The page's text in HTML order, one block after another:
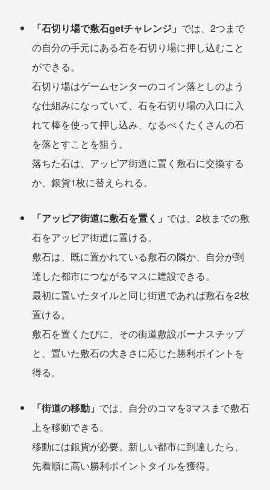
「石切り場で敷石getチャレンジ」 では、2つまで
の自分の手元にある石を石切り場に押し込むこと
ができる。
石切り場はゲームセンターのコイン落としのよう
な仕組みになっていて、石を石切り場の入口に入
れて棒を使って押し込み、なるべくたくさんの石
を落とすことを狙う。
落ちた石は、アッピア街道に置く敷石に交換する
か、銀貨1枚に替えられる。
「アッピア街道に敷石を置く」 では、2枚までの敷
石をアッピア街道に置ける。
敷石は、既に置かれている敷石の隣か、自分が到
達した都市につながるマスに建設できる。
最初に置いたタイルと同じ街道であれば敷石を2枚
置ける。
敷石を置くたびに、その街道敷設ボーナスチップ
と、置いた敷石の大きさに応じた勝利ポイントを
得る。
「街道の移動」 では、自分のコマを3マスまで敷石
上を移動できる。
移動には銀貨が必要。新しい都市に到達したら、
先着順に高い勝利ポイントタイルを獲得。